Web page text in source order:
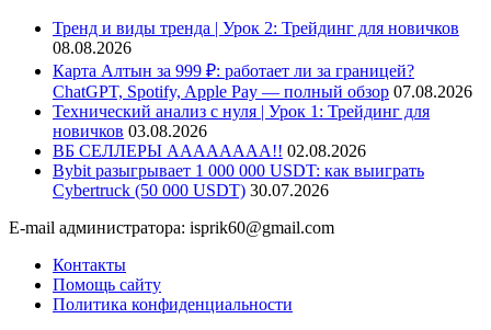
Тренд и виды тренда | Урок 2: Трейдинг для новичков
08.08.2026
Карта Алтын за 999 ₽: работает ли за границей?
ChatGPT, Spotify, Apple Pay — полный обзор 07.08.2026
Технический анализ с нуля | Урок 1: Трейдинг для
новичков 03.08.2026
ВБ СЕЛЛЕРЫ АААААААА!! 02.08.2026
Bybit разыгрывает 1 000 000 USDT: как выиграть
Cybertruck (50 000 USDT) 30.07.2026
E-mail администратора: isprik60@gmail.com
Контакты
Помощь сайту
Политика конфиденциальности